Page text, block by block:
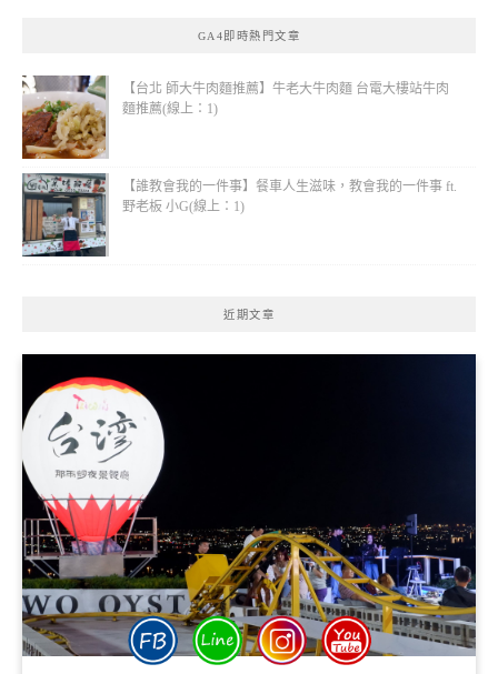
GA4即時熱門文章
【台北 師大牛肉麵推薦】牛老大牛肉麵 台電大樓站牛肉
麵推薦(線上：1)
【誰教會我的一件事】餐車人生滋味，教會我的一件事 ft.
野老板 小G(線上：1)
近期文章